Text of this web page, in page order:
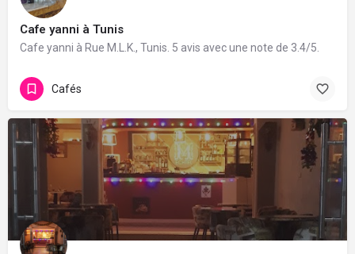
Cafe yanni à Tunis
Cafe yanni à Rue M.L.K., Tunis. 5 avis avec une note de 3.4/5.
Cafés